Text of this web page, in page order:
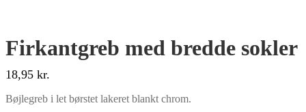
Firkantgreb med bredde sokler
18,95 kr.
Bøjlegreb i let børstet lakeret blankt chrom.